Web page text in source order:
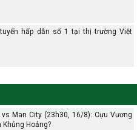
hấp dẫn số 1 tại thị trường Việt
Man City (23h30, 16/8): Cựu Vương
Khủng Hoảng?